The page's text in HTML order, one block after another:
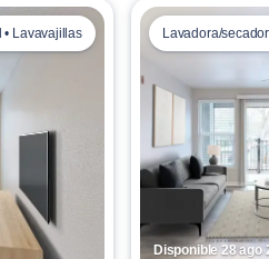
Lavavajillas
Disponible 28 ago
Lavadora/